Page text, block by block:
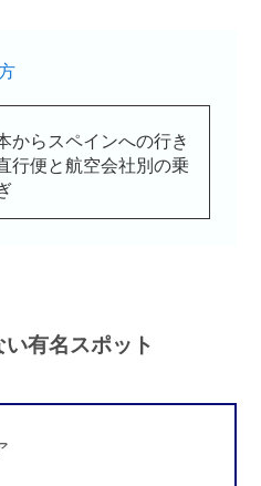
からスペインへの行き
行便と航空会社別の乗
有名スポット